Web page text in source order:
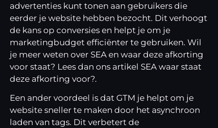
advertenties kunt tonen aan gebruikers die
eerder je website hebben bezocht. Dit verhoogt
de kans op conversies en helpt je om je
marketingbudget efficiënter te gebruiken. Wil
je meer weten over SEA en waar deze afkorting
voor staat? Lees dan ons artikel SEA waar staat
deze afkorting voor?.
Een ander voordeel is dat GTM je helpt om je
website sneller te maken door het asynchroon
laden van tags. Dit verbetert de